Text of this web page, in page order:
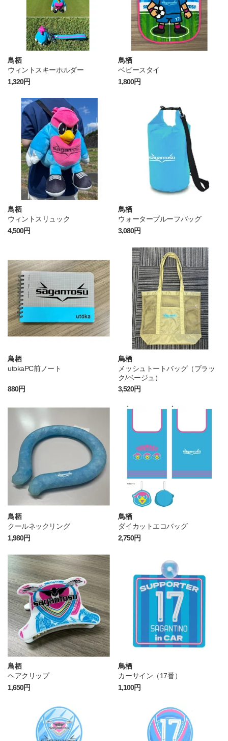
鳥栖
ウィントスキーホルダー
1,320円
鳥栖
ベビースタイ
1,800円
鳥栖
ウィントスリュック
4,500円
鳥栖
ウォータープルーフバッグ
3,080円
鳥栖
utokaPC前ノート
880円
鳥栖
メッシュトートバッグ（ブラッ
ク/ベージュ）
3,520円
鳥栖
クールネックリング
1,980円
鳥栖
ダイカットエコバッグ
2,750円
鳥栖
ヘアクリップ
1,650円
鳥栖
カーサイン（17番）
1,100円